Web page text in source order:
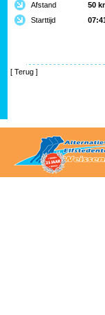
Afstand
50
Starttijd
[ Terug ]